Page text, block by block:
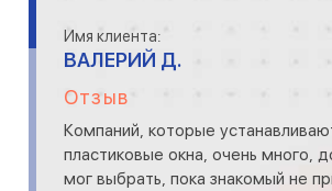
Имя клиента:
ВАЛЕРИЙ Д.
Отзыв
Компаний, которые
пластиковые окна, очень много,
мог выбрать, пока знакомый не